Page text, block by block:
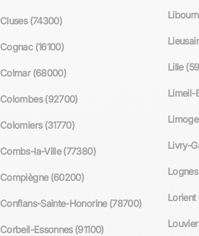
Cluses (74300)
Cognac (16100)
Colmar (68000)
Colombes (92700)
Colomiers (31770)
Combs-la-Ville (77380)
Compiègne (60200)
Conflans-Sainte-Honorine (78700)
Corbeil-Essonnes (91100)
Lille
Limeil-
Livry-
Lorient